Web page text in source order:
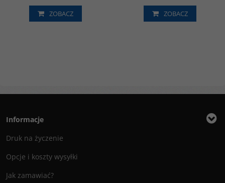
ZOBACZ ZOBACZ
Informacje
Druk na życzenie
Opcje i koszty wysyłki
Jak zamawiać?